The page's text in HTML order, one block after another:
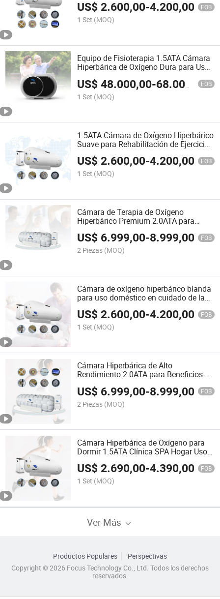
US$2.600,00-4.200,00 FOB
1 Set (MOQ)
Equipo de Fisioterapia 1.5ATA Cámara
Hiperbárica de Oxígeno Dura para Uso
US$48.000,00-68.000,00 FOB
1 Set (MOQ)
1.5ATA Cámara de Oxígeno Hiperbárico
Suave para Rehabilitación de Ejercicio
para Uso Interior
US$2.600,00-4.200,00 FOB
1 Set (MOQ)
Cámara de Terapia de Oxígeno
Hiperbárico Premium 2.0ATA para
Bienestar
US$ 6.999,00-8.999,00 FOB
2 Piezas (MOQ)
Cámara de oxígeno hiperbárico blanda
para uso doméstico en cuidado de la
salud
US$2.600,00-4.200,00 FOB
1 Set (MOQ)
Cámara Hiperbárica de Alto
Rendimiento 2.0ATA para Beneficios de
US$ 6.999,00-8.999,00 FOB
2 Piezas (MOQ)
Cámara Hiperbárica de Oxígeno para
Dormir 1.5ATA Clínica SPA Hogar Uso
de Una Persona
US$2.690,00-4.390,00 FOB
1 Set (MOQ)
Ver Más
Productos Populares
Perspectivas
Copyright © 2026 Focus Technology Co., Ltd. Todos los derechos
reservados.